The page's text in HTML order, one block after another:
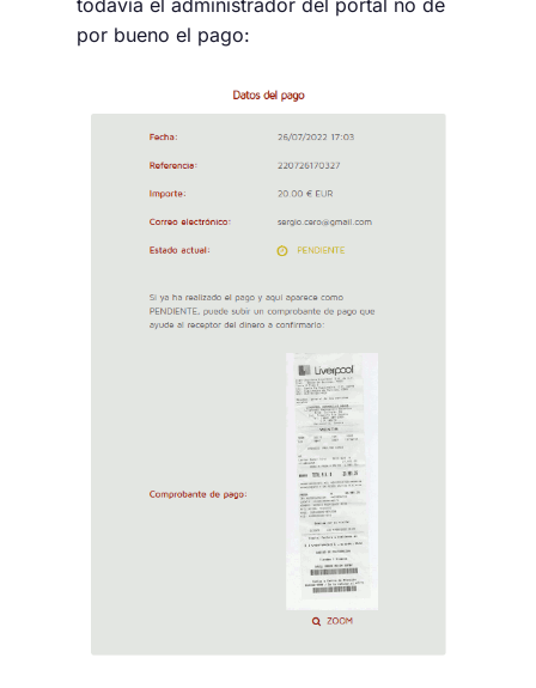
por bueno el pago: